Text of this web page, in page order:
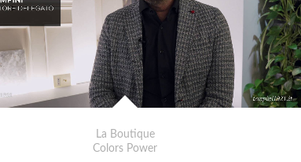
La Boutique
Colors Power